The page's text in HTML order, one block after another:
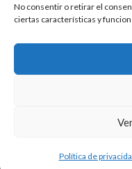
No consentir o retirar el
ciertas características y
Política de